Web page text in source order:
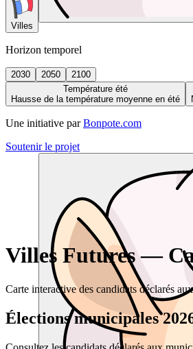
Villes
Horizon temporel
2030 2050
2100
Température été
Hausse de la température moyenne en été
Une initiative par Bonpote.com
Soutenir le projet
Villes Futures —
Carte interactive des candidats déclarés
Élections municipales